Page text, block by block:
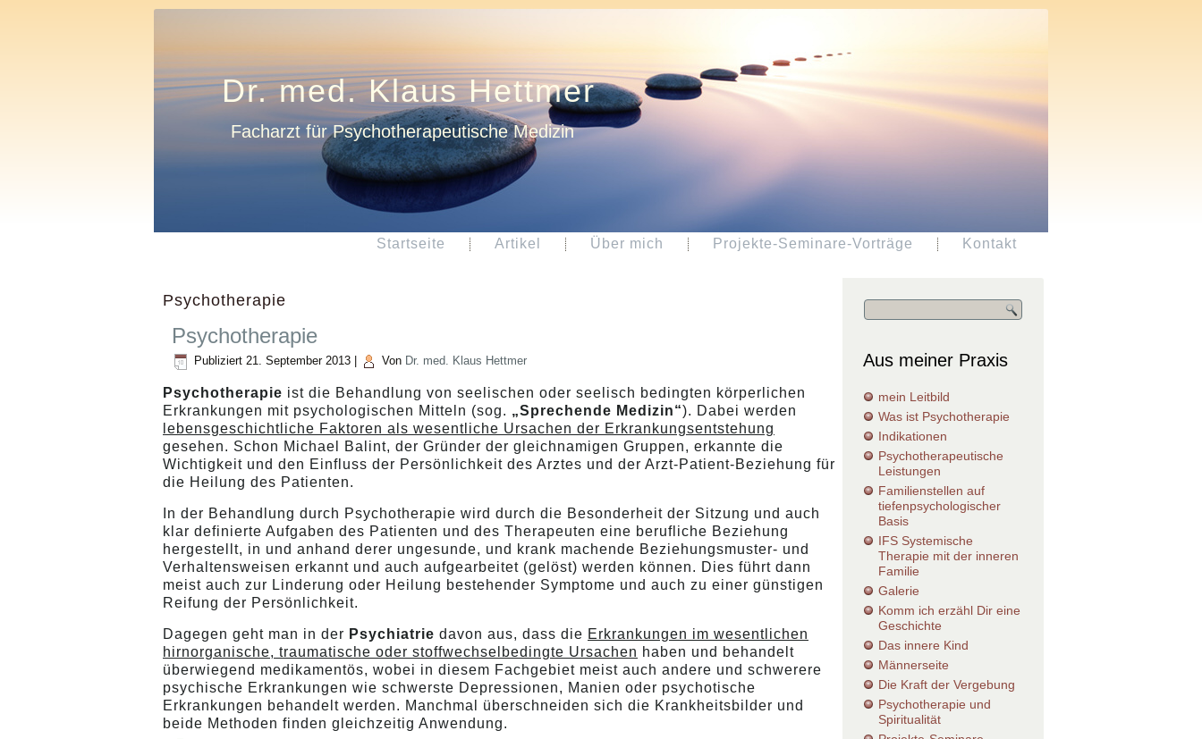
Dr. med. Klaus Hettmer
Facharzt für Psychotherapeutische Medizin
Startseite Artikel Über mich Projekte-Seminare-Vorträge Kontakt
Psychotherapie
Psychotherapie
Publiziert 21. September 2013 Von Dr. med. Klaus Hettmer
Psychotherapie ist die Behandlung von seelischen oder seelisch bedingten körperlichen
Erkrankungen mit psychologischen Mitteln (sog. „Sprechende Medizin“). Dabei werden
lebensgeschichtliche Faktoren als wesentliche Ursachen der Erkrankungsentstehung
gesehen. Schon Michael Balint, der Gründer der gleichnamigen Gruppen, erkannte die
Wichtigkeit und den Einfluss der Persönlichkeit des Arztes und der Arzt-Patient-Beziehung für
die Heilung des Patienten.
In der Behandlung durch Psychotherapie wird durch die Besonderheit der Sitzung und auch
klar definierte Aufgaben des Patienten und des Therapeuten eine berufliche Beziehung
hergestellt, in und anhand derer ungesunde, und krank machende Beziehungsmuster- und
Verhaltensweisen erkannt und auch aufgearbeitet (gelöst) werden können. Dies führt dann
meist auch zur Linderung oder Heilung bestehender Symptome und auch zu einer günstigen
Reifung der Persönlichkeit.
Dagegen geht man in der Psychiatrie davon aus, dass die Erkrankungen im wesentlichen
hirnorganische, traumatische oder stoffwechselbedingte Ursachen haben und behandelt
überwiegend medikamentös, wobei in diesem Fachgebiet meist auch andere und schwerere
psychische Erkrankungen wie schwerste Depressionen, Manien oder psychotische
Erkrankungen behandelt werden. Manchmal überschneiden sich die Krankheitsbilder und
beide Methoden finden gleichzeitig Anwendung.
Aus meiner Praxis
mein Leitbild
Was ist Psychotherapie
Indikationen
Psychotherapeutische
Leistungen
Familienstellen auf
tiefenpsychologischer
Basis
IFS Systemische
Therapie mit der inneren
Familie
Galerie
Komm ich erzähl Dir eine
Geschichte
Das innere Kind
Männerseite
Die Kraft der Vergebung
Psychotherapie und
Spiritualität